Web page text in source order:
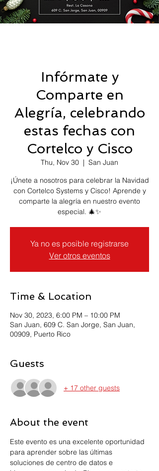
Infórmate y
Comparte en
Alegría, celebrando
estas fechas con
Cortelco y Cisco
Thu, Nov 30
  |
San Juan
¡Únete a nosotros para celebrar la Navidad
con Cortelco Systems y Cisco! Aprende y
comparte la alegría en nuestro evento
especial. 🎄✨
Ya no es posible registrarse
Ver otros eventos
Time & Location
Nov 30, 2023, 6:00 PM – 10:00 PM
San Juan, 609 C. San Jorge, San Juan,
00909, Puerto Rico
Guests
+ 17 other guests
About the event
Este evento es una excelente oportunidad
para aprender sobre las últimas
soluciones de centro de datos e